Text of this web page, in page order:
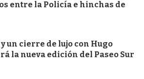
entre la Policía e hinchas de
un cierre de lujo con Hugo
la nueva edición del Paseo Sur